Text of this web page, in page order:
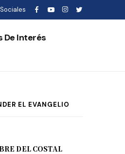
De Interés
EL EVANGELIO
DEL COSTAL